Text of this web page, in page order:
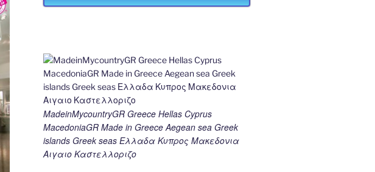
MadeinMycountryGR Greece Hellas Cyprus
MacedoniaGR Made in Greece Aegean sea Greek
islands Greek seas Ελλαδα Κυπρος Μακεδονια
Αιγαιο Καστελλοριζο